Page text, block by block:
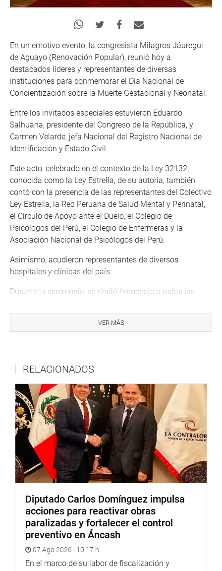
En un emotivo evento, la congresista Milagros Jáuregui
de Aguayo (Renovación Popular), reunió hoy a
destacados líderes y representantes de diversas
instituciones para conmemorar el Día Nacional de
Concientización sobre la Muerte Gestacional y Neonatal.
Entre los invitados especiales estuvieron Eduardo
Salhuana, presidente del Congreso de la República, y
Carmen Velarde, jefa Nacional del Registro Nacional de
Identificación y Estado Civil.
Este acto, celebrado en el contexto de la Ley 32132,
conocida como la Ley Estrella, de su autoria, también
contó con la presencia de las representantes del Colectivo
Ley Estrella, la Red Peruana de Salud Mental y Perinatal,
el Círculo de Apoyo ante el Duelo, el Colegio de
Psicólogos del Perú, el Colegio de Enfermeras y la
Asociación Nacional de Psicólogos del Perú.
Asimismo, acudieron representantes de diversos
hospitales y clínicas del país.
Durante la ceremonia, se rindió homenaje a todas las
reconociendo su dolor y reafirmando que, aunque sus
hijos ya no estén físicamente, el amor que sienten por
padre, porque el amor nunca muere”, declaró la
congresista Jáuregui de Aguayo en su discurso.
Gracias a la promulgación de la Ley Estrella, el duelo
gestacional y neonatal ha dejado de ser un tema tabú en
el Perú. Este acto simbólico y la iluminación del Congreso
son un paso fundamental hacia la visibilización de esta
difícil realidad que afecta a miles de familias en el país.
Con la luz que hoy ilumina el Congreso, se espera inspirar
a más instituciones, públicas y privadas, a unirse en este
gesto de solidaridad y apoyo a quienes han enfrentado
esta pérdida.
“Que cada luz encendida sea una señal de que no están
solos, de que el amor por sus bebés sigue brillando, y de
que como sociedad estamos aquí para caminar junto a
ellos”, concluyó Jáuregui de Aguayo, haciendo un
llamado a la unidad y la empatía ante el duelo.
VER MÁS
RELACIONADOS
Diputado Carlos Domínguez impulsa
acciones para reactivar obras
paralizadas y fortalecer el control
preventivo en Áncash
07 Ago 2026 | 10:17 h
En el marco de su labor de fiscalización y